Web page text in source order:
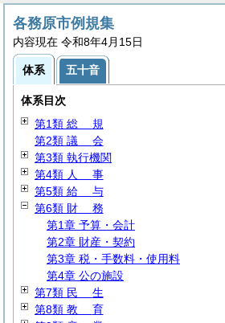
各務原市例規集
内容現在 令和8年4月15日
体系 五十音
体系目次
第1類 総 規
第2類 議 会
第3類 執行機関
第4類 人 事
第5類 給 与
第6類 財 務
第1章 予算・会計
第2章 財産・契約
第3章 税・手数料・使用料
第4章 公の施設
第7類 民 生
第8類 教 育